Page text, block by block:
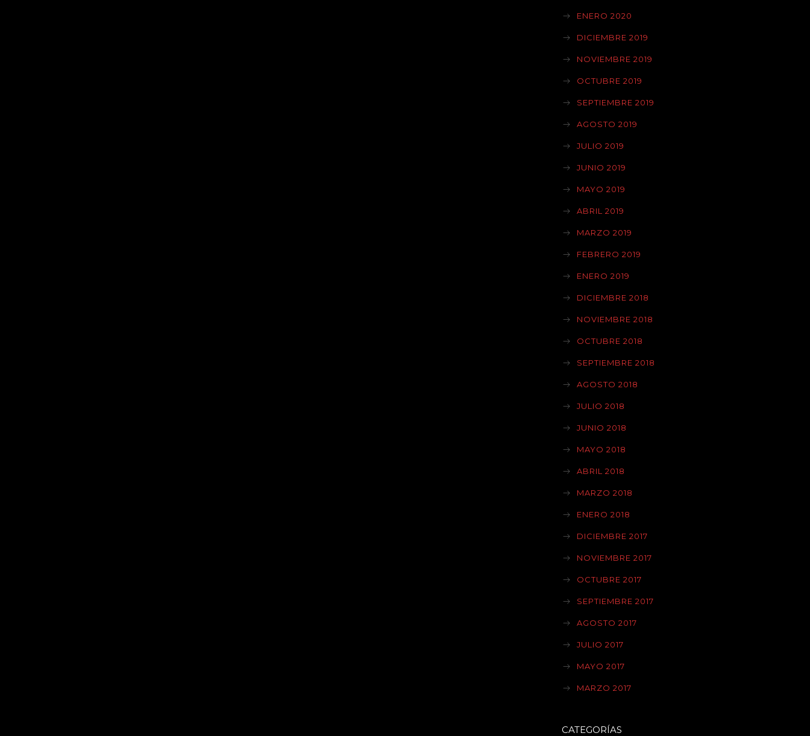
ENERO 2020
DICIEMBRE 2019
NOVIEMBRE 2019
OCTUBRE 2019
SEPTIEMBRE 2019
AGOSTO 2019
JULIO 2019
JUNIO 2019
MAYO 2019
ABRIL 2019
MARZO 2019
FEBRERO 2019
ENERO 2019
DICIEMBRE 2018
NOVIEMBRE 2018
OCTUBRE 2018
SEPTIEMBRE 2018
AGOSTO 2018
JULIO 2018
JUNIO 2018
MAYO 2018
ABRIL 2018
MARZO 2018
ENERO 2018
DICIEMBRE 2017
NOVIEMBRE 2017
OCTUBRE 2017
SEPTIEMBRE 2017
AGOSTO 2017
JULIO 2017
MAYO 2017
MARZO 2017
CATEGORÍAS